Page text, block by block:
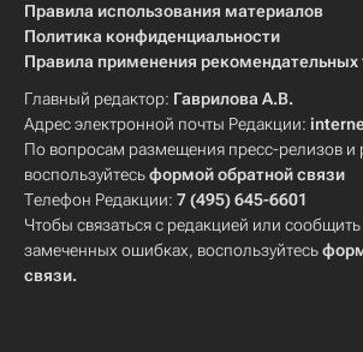
Правила использования материалов
Политика конфиденциальности
Правила применения рекомендательных
Главный редактор: Гаврилова А.В.
Адрес электронной почты Редакции:
По вопросам размещения пресс-релизов и
воспользуйтесьформой обратной связи
Телефон Редакции: 7 (495) 645-6601
Чтобы связаться с редакцией или
замеченных ошибках, воспользуйтесь
связи.